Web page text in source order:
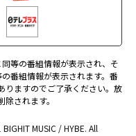
等の番組情報が表示され、そ
番組情報が表示されます。番
りますのでご了承ください。放
されます。
MUSIC / HYBE. All